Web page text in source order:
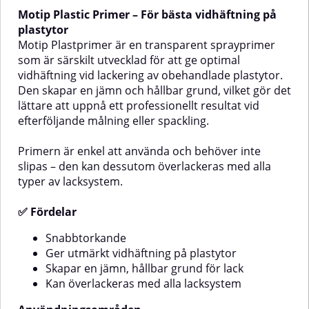
med Röd Primer från
MotipSnabbtorkande
sprayprimerRostskyddande
egenskaperLätt att slipa – torr
eller våtUtmärkt fyll- och
täckförmåga – fyller enkelt
mindre
ojämnheterÖvermålningsbar
med alla lacksystemGer en
slitstark grund för efterföljande
primer är särskilt lämplig för
följande
material:MetallAluminiumTräGlasStenDen
här röda sprayprimern är både
oavsett om du använder
kornstorlek
400).Användarinstruktioner1.
FörbehandlingYtan ska vara torr,
ren och fri från fettTa bort
eventuella rester av gammal färg
hobbyprojekt och professionellt
gör appliceringen enkel och ger
ett jämnt resultat utan rinn.
Primern har god täck- och
fyllförmåga, vilket hjälper till att
jämna ut mindre ojämnheter i
underlaget inför vidare
lackering.✅ Fördelar med Grå
Primer SpraySnabbtorkande
grundfärgLätt att slipa, både torrt
och vått (från korn 400)Mycket
olika material och används som
grundfärg
på:TräMetallAluminiumGlasStenGrå
primer spray används ofta vid
Motip Plastic Primer – För bästa vidhäftning på
plastytor
Motip Plastprimer är en transparent sprayprimer
som är särskilt utvecklad för att ge optimal
vidhäftning vid lackering av obehandlade plastytor.
Den skapar en jämn och hållbar grund, vilket gör det
lättare att uppnå ett professionellt resultat vid
efterföljande målning eller spackling.
Primern är enkel att använda och behöver inte
slipas – den kan dessutom överlackeras med alla
typer av lacksystem.
✅ Fördelar
Snabbtorkande
Ger utmärkt vidhäftning på plastytor
Skapar en jämn, hållbar grund för lack
Kan överlackeras med alla lacksystem